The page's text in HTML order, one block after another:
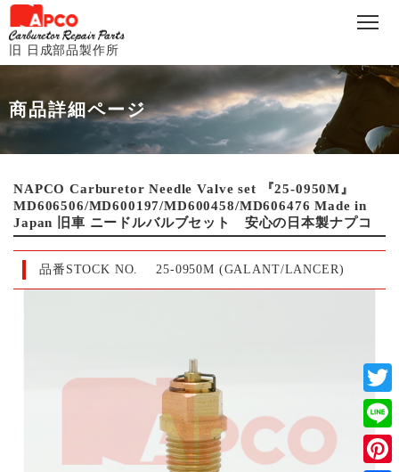
旧 日成部品製作所
商品詳細ページ
NAPCO Carburetor Needle Valve set 『25-0950M』
MD606506/MD600197/MD600458/MD606476 Made in
Japan 旧車 ニードルバルブセット 安心の日本製ナプコ
品番STOCK NO. 25-0950M (GALANT/LANCER)
Line